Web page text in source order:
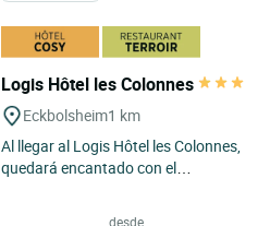
Logis Hôtel les Colonnes
Eckbolsheim1 km
Al llegar al Logis Hôtel les Colonnes,
quedará encantado con el
desde